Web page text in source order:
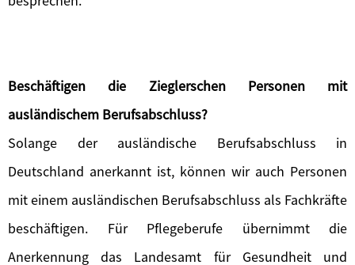
Beschäftigen die Zieglerschen Personen mit
ausländischem Berufsabschluss?
Solange der ausländische Berufsabschluss in
Deutschland anerkannt ist, können wir auch Personen
mit einem ausländischen Berufsabschluss als Fachkräfte
beschäftigen. Für Pflegeberufe übernimmt die
Anerkennung das Landesamt für Gesundheit und